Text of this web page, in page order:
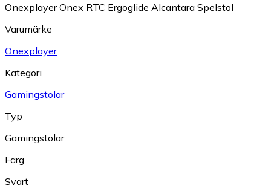
Onexplayer Onex RTC Ergoglide Alcantara Spelstol
Varumärke
Onexplayer
Kategori
Gamingstolar
Typ
Gamingstolar
Färg
Svart